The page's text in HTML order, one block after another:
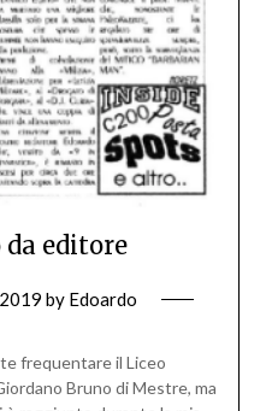
da editore
by Edoardo
frequentare il Liceo
Bruno di Mestre, ma